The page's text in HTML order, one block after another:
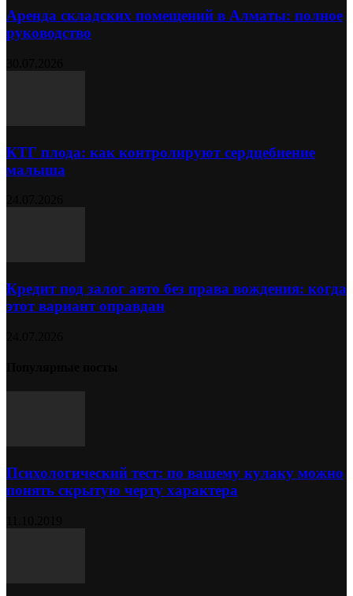
Аренда складских помещений в Алматы: полное
руководство
КТГ плода: как контролируют сердцебиение
малыша
Кредит под залог авто без права вождения: когда
этот вариант оправдан
Психологический тест: по вашему кулаку можно
понять скрытую черту характера